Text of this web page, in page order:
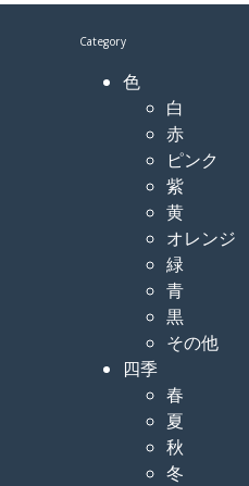
Category
色
白
赤
ピンク
紫
黄
オレンジ
緑
青
黒
その他
四季
春
夏
秋
冬